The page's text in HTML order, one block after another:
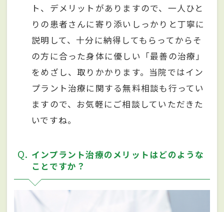
ト、デメリットがありますので、一人ひと
りの患者さんに寄り添いしっかりと丁寧に
説明して、十分に納得してもらってからそ
の方に合った身体に優しい「最善の治療」
をめざし、取りかかります。当院ではイン
プラント治療に関する無料相談も行ってい
ますので、お気軽にご相談していただきた
いですね。
Q
インプラント治療のメリットはどのような
ことですか？